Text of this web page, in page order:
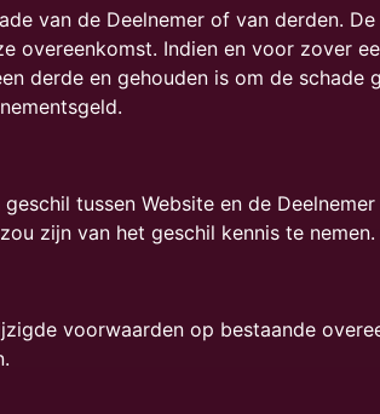
van de Deelnemer of van derden.
Indien en voor zover
derde en gehouden is om de
tussen Website en de
zijn van het geschil kennis te nemen.
voorwaarden op bestaande